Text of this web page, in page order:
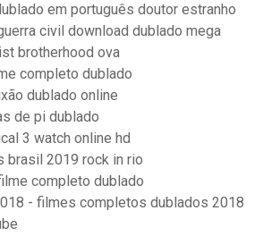
em português doutor estranho
civil download dublado mega
brotherhood ova
completo dublado
dublado online
de pi dublado
3 watch online hd
brasil 2019 rock in rio
completo dublado
- filmes completos dublados 2018